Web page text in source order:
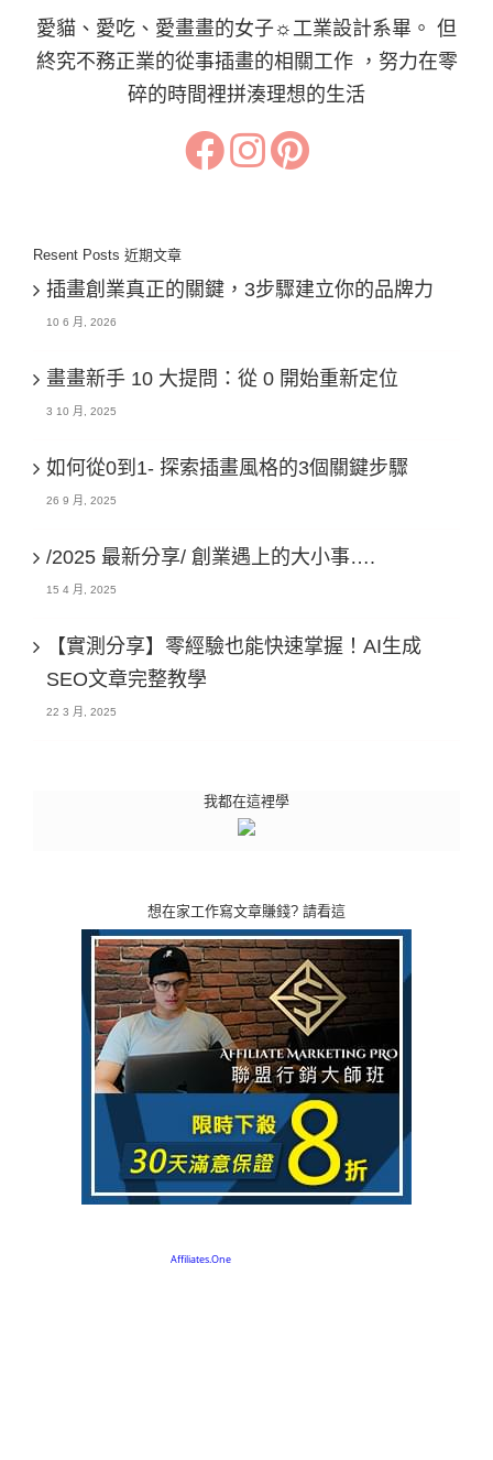
愛貓、愛吃、愛畫畫的女子☼工業設計系畢。 但
終究不務正業的從事插畫的相關工作 ，努力在零
碎的時間裡拼湊理想的生活
Resent Posts 近期文章
插畫創業真正的關鍵，3步驟建立你的品牌力
10 6 月, 2026
畫畫新手 10 大提問：從 0 開始重新定位
3 10 月, 2025
如何從0到1- 探索插畫風格的3個關鍵步驟
26 9 月, 2025
/2025 最新分享/ 創業遇上的大小事….
15 4 月, 2025
【實測分享】零經驗也能快速掌握！AI生成
SEO文章完整教學
22 3 月, 2025
我都在這裡學
想在家工作寫文章賺錢? 請看這